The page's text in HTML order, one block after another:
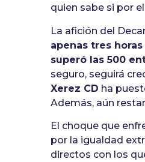
quien sabe si por
La afición del
apenas tres
superó las 500
seguro, seguirá
Xerez CD ha
Además, aún
El choque que
por la igualdad
directos con los